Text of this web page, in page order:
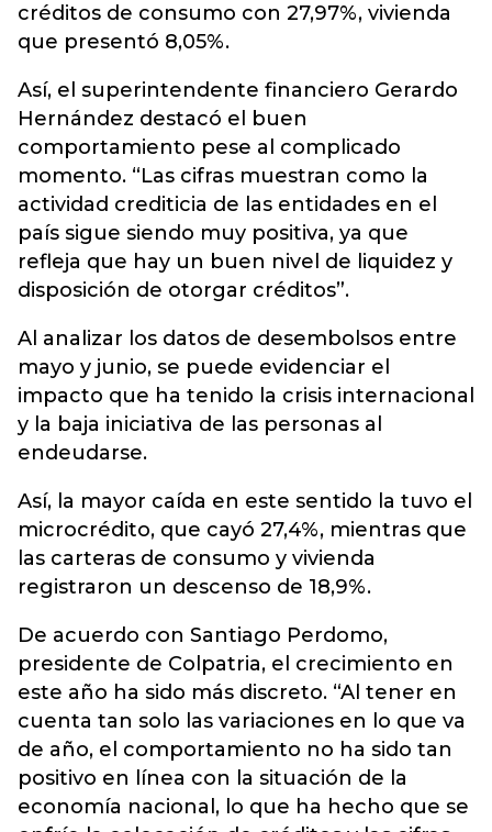
créditos de consumo con 27,97%, vivienda
que presentó 8,05%.
Así, el superintendente financiero Gerardo
Hernández destacó el buen
comportamiento pese al complicado
momento. “Las cifras muestran como la
actividad crediticia de las entidades en el
país sigue siendo muy positiva, ya que
refleja que hay un buen nivel de liquidez y
disposición de otorgar créditos”.
Al analizar los datos de desembolsos entre
mayo y junio, se puede evidenciar el
impacto que ha tenido la crisis internacional
y la baja iniciativa de las personas al
endeudarse.
Así, la mayor caída en este sentido la tuvo el
microcrédito, que cayó 27,4%, mientras que
las carteras de consumo y vivienda
registraron un descenso de 18,9%.
De acuerdo con Santiago Perdomo,
presidente de Colpatria, el crecimiento en
este año ha sido más discreto. “Al tener en
cuenta tan solo las variaciones en lo que va
de año, el comportamiento no ha sido tan
positivo en línea con la situación de la
economía nacional, lo que ha hecho que se